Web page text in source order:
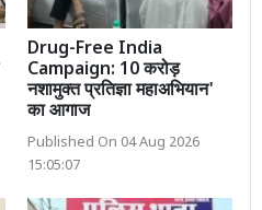
Drug-Free India
Campaign: 10 करोड़
नशामुक्त प्रतिज्ञा महाअभियान'
का आगाज
Published On 04 Aug 2026
15:05:07